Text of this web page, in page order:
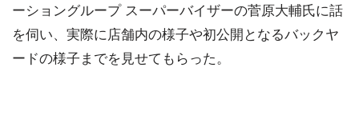
ーショングループ スーパーバイザーの菅原大輔氏に話
を伺い、実際に店舗内の様子や初公開となるバックヤ
ードの様子までを見せてもらった。